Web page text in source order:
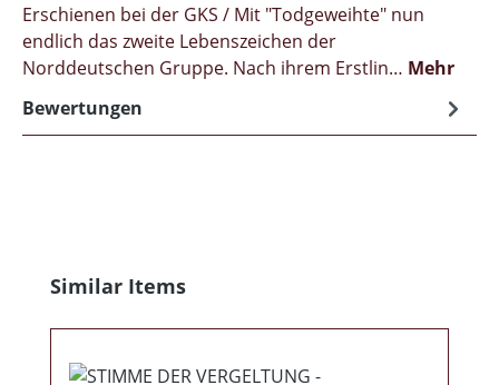
Erschienen bei der GKS / Mit "Todgeweihte" nun
endlich das zweite Lebenszeichen der
Norddeutschen Gruppe. Nach ihrem Erstlin… Mehr
Bewertungen
Produktgalerie überspringen
Similar Items